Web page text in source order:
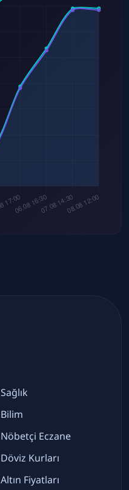
Sağlık
Bilim
Nöbetçi Eczane
Döviz Kurları
Altın Fiyatları